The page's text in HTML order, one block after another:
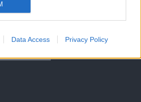
Data Access Privacy Policy